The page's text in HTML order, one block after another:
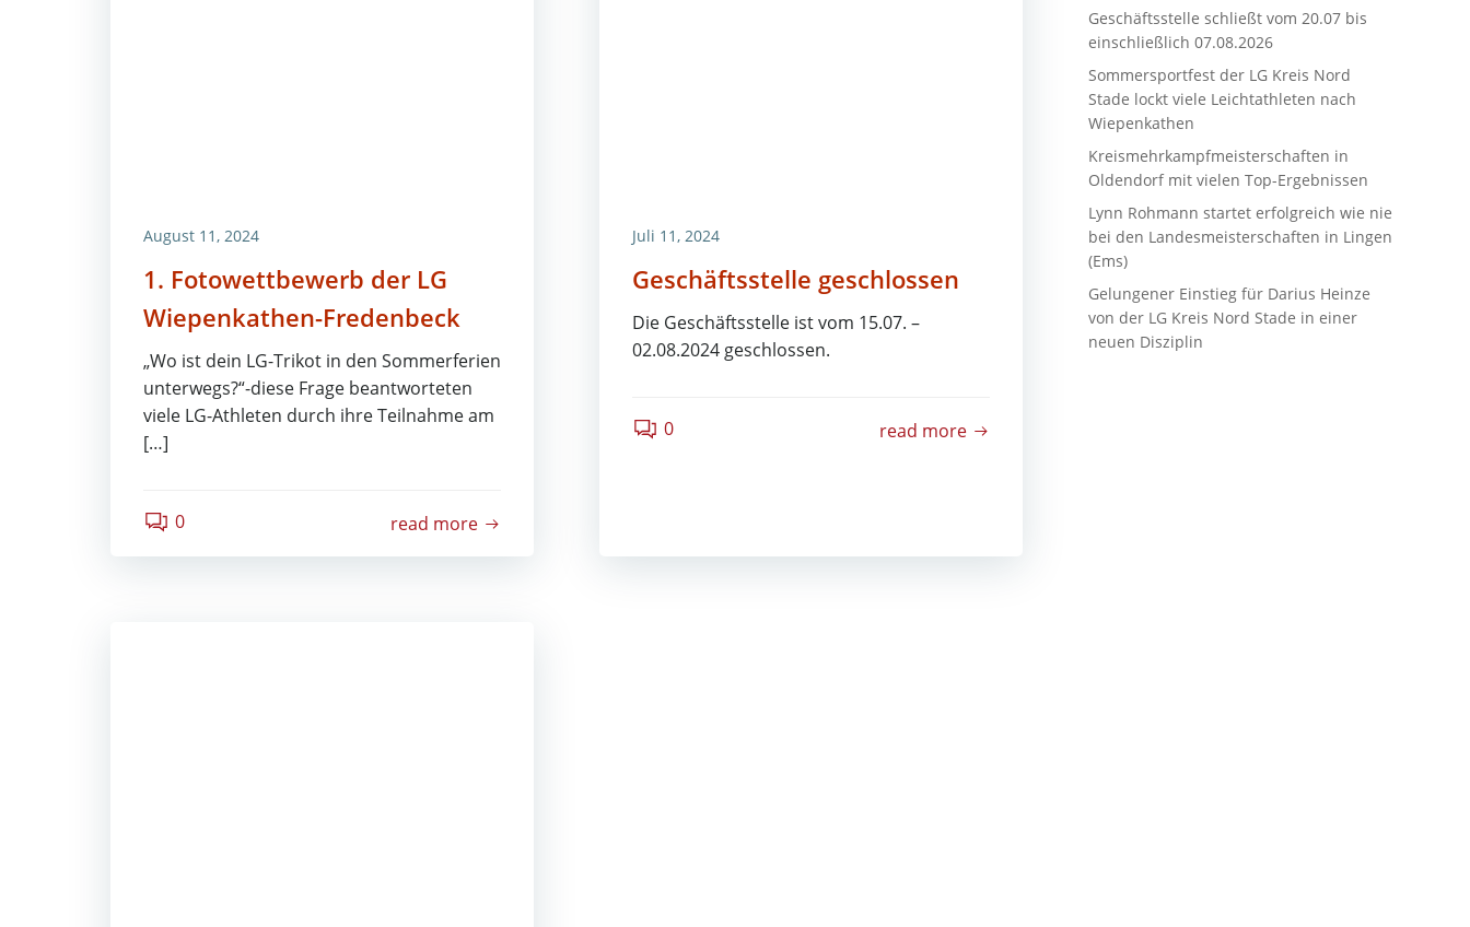
August 11, 2024
1. Fotowettbewerb der LG
Wiepenkathen-Fredenbeck
„Wo ist dein LG-Trikot in den Sommerferien
unterwegs?“-diese Frage beantworteten
viele LG-Athleten durch ihre Teilnahme am
[…]
0 read more
Juli 11, 2024
Geschäftsstelle geschlossen
Die Geschäftsstelle ist vom 15.07. –
02.08.2024 geschlossen.
0 read more
Geschäftsstelle schließt vom 20.07 bis
einschließlich 07.08.2026
Sommersportfest der LG Kreis Nord
Stade lockt viele Leichtathleten nach
Wiepenkathen
Kreismehrkampfmeisterschaften in
Oldendorf mit vielen Top-Ergebnissen
Lynn Rohmann startet erfolgreich wie nie
bei den Landesmeisterschaften in Lingen
(Ems)
Gelungener Einstieg für Darius Heinze
von der LG Kreis Nord Stade in einer
neuen Disziplin